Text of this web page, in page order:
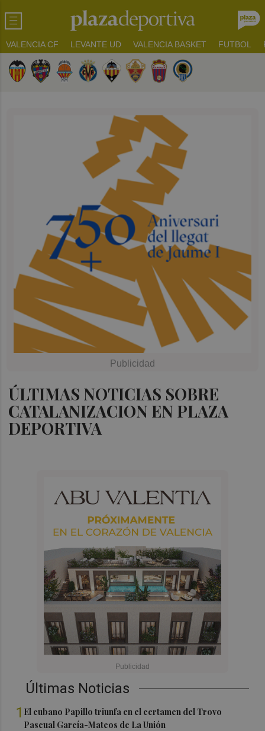
VALENCIA CF LEVANTE UD VALENCIA BASKET FUTBOL
ÚLTIMAS NOTICIAS SOBRE
CATALANIZACION EN PLAZA
DEPORTIVA
Últimas Noticias
1 El cubano Papillo triunfa en el certamen del Trovo
Pascual García-Mateos de La Unión